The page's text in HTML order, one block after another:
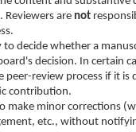
Reviewers are not
decide whether a
decision. In certain
review process if it is
contribution.
make minor corrections
etc., without